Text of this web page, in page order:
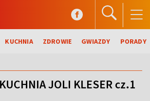
KUCHNIA ZDROWIE GWIAZDY PORADY
JOLI KLESER cz.1